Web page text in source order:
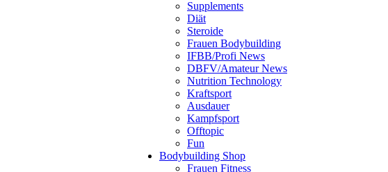
Supplements
Diät
Steroide
Frauen Bodybuilding
IFBB/Profi News
DBFV/Amateur News
Nutrition Technology
Kraftsport
Ausdauer
Kampfsport
Offtopic
Fun
Bodybuilding Shop
Frauen Fitness